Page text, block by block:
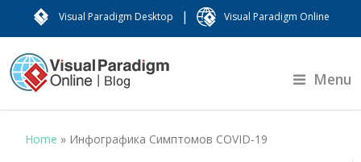
Visual Paradigm Desktop | Visual Paradigm Online
Menu
Home » Инфографика Симптомов COVID-19